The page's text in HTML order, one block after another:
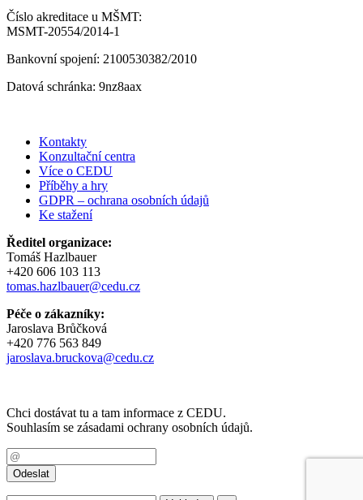
Číslo akreditace u MŠMT:
MSMT-20554/2014-1
Bankovní spojení: 2100530382/2010
Datová schránka: 9nz8aax
Kontakty
Konzultační centra
Více o CEDU
Příběhy a hry
GDPR – ochrana osobních údajů
Ke stažení
Ředitel organizace:
Tomáš Hazlbauer
+420 606 103 113
tomas.hazlbauer@cedu.cz
Péče o zákazníky:
Jaroslava Brůčková
+420 776 563 849
jaroslava.bruckova@cedu.cz
Chci dostávat tu a tam informace z CEDU.
Souhlasím se zásadami ochrany osobních údajů.